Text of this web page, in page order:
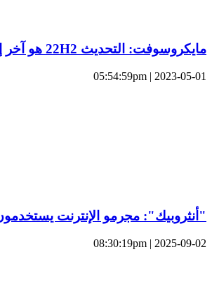
مايكروسوفت: التحديث 22H2 هو آخر إصدار من ويند...
2023-05-01 | 05:54:59pm
"أنثروبيك": مجرمو الإنترنت
2025-09-02 | 08:30:19pm